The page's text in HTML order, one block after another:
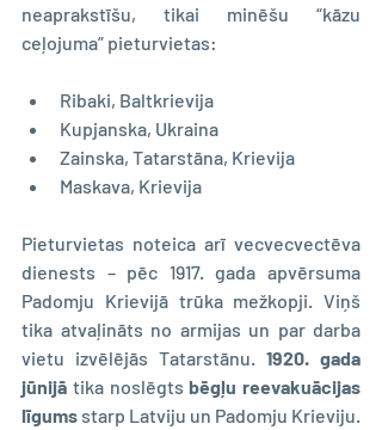
neaprakstīšu, tikai minēšu “kāzu
ceļojuma” pieturvietas:
Ribaki, Baltkrievija
Kupjanska, Ukraina
Zainska, Tatarstāna, Krievija
Maskava, Krievija
Pieturvietas noteica arī vecvecvectēva
dienests – pēc 1917. gada apvērsuma
Padomju Krievijā trūka mežkopji. Viņš
tika atvaļināts no armijas un par darba
vietu izvēlējās Tatarstānu. 1920. gada
jūnijā tika noslēgts bēgļu reevakuācijas
līgums starp Latviju un Padomju Krieviju.